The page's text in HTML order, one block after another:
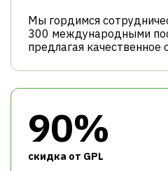
Мы гордимся
300 международными
предлагая качественное
90%
cкидка от GPL